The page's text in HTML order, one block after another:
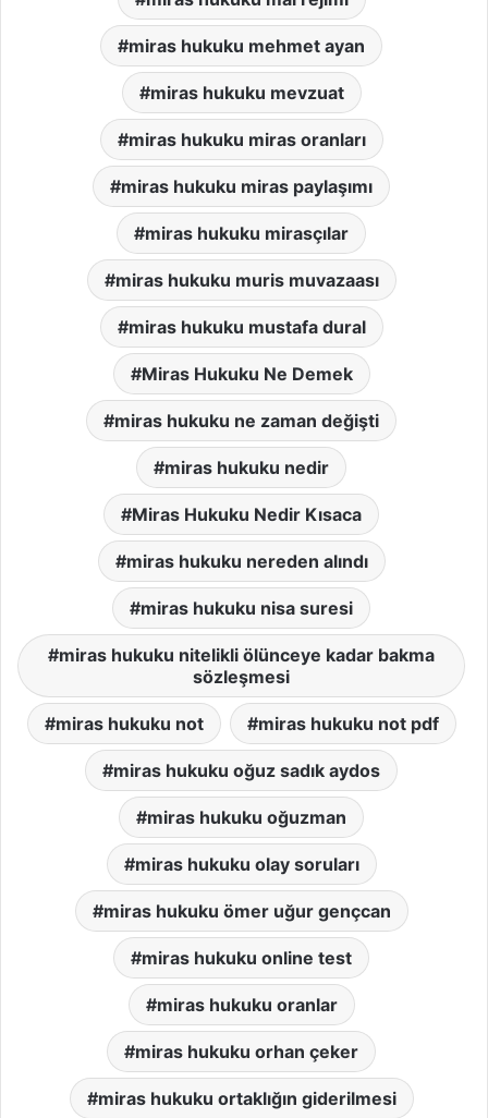
miras hukuku mehmet ayan
miras hukuku mevzuat
miras hukuku miras oranları
miras hukuku miras paylaşımı
miras hukuku mirasçılar
miras hukuku muris muvazaası
miras hukuku mustafa dural
Miras Hukuku Ne Demek
miras hukuku ne zaman değişti
miras hukuku nedir
Miras Hukuku Nedir Kısaca
miras hukuku nereden alındı
miras hukuku nisa suresi
miras hukuku nitelikli ölünceye kadar bakma
sözleşmesi
miras hukuku not miras hukuku not pdf
miras hukuku oğuz sadık aydos
miras hukuku oğuzman
miras hukuku olay soruları
miras hukuku ömer uğur gençcan
miras hukuku online test
miras hukuku oranlar
miras hukuku orhan çeker
miras hukuku ortaklığın giderilmesi